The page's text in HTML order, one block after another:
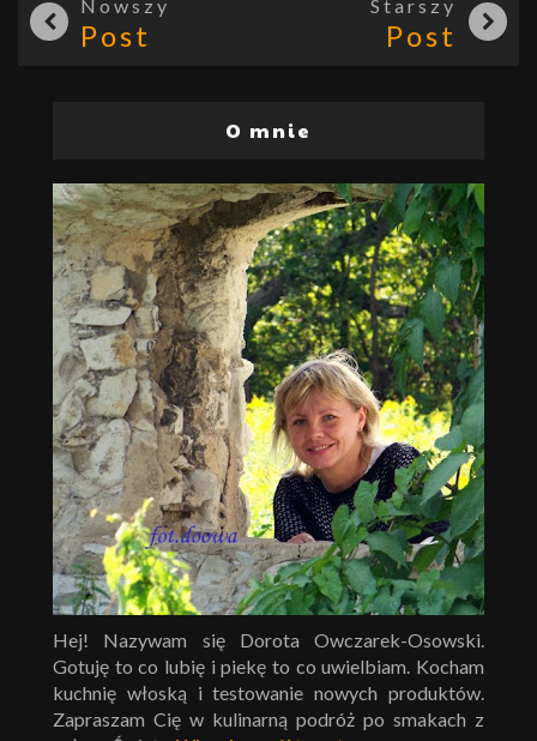
Nowszy
Post
Starszy
Post
O mnie
Hej! Nazywam się Dorota Owczarek-Osowski.
Gotuję to co lubię i piekę to co uwielbiam. Kocham
kuchnię włoską i testowanie nowych produktów.
Zapraszam Cię w kulinarną podróż po smakach z